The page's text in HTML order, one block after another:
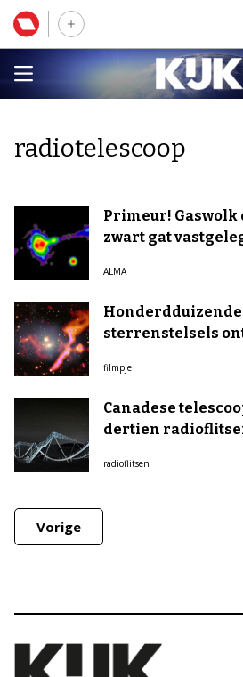
radiotelescoop
Primeur! Gaswolk
zwart gat
ALMA
sterrenstelsels
filmpje
Canadese
dertien
radioflitsen
Vorige